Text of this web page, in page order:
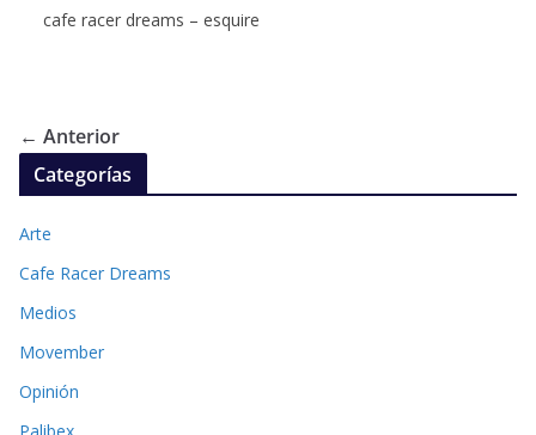
cafe racer dreams – esquire
← Anterior
Categorías
Arte
Cafe Racer Dreams
Medios
Movember
Opinión